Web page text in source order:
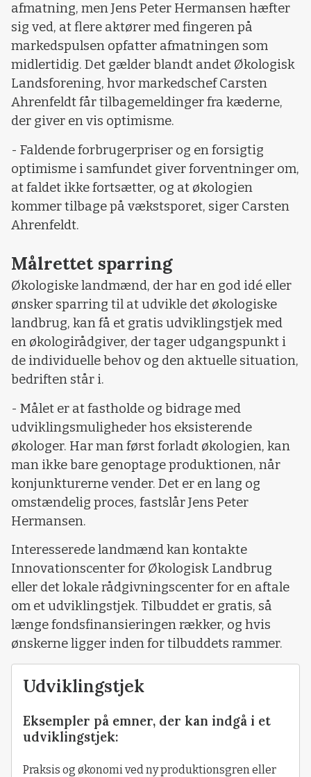
afmatning, men Jens Peter Hermansen hæfter
sig ved, at flere aktører med fingeren på
markedspulsen opfatter afmatningen som
midlertidig. Det gælder blandt andet Økologisk
Landsforening, hvor markedschef Carsten
Ahrenfeldt får tilbagemeldinger fra kæderne,
der giver en vis optimisme.
- Faldende forbrugerpriser og en forsigtig
optimisme i samfundet giver forventninger om,
at faldet ikke fortsætter, og at økologien
kommer tilbage på vækstsporet, siger Carsten
Ahrenfeldt.
Målrettet sparring
Økologiske landmænd, der har en god idé eller
ønsker sparring til at udvikle det økologiske
landbrug, kan få et gratis udviklingstjek med
en økologirådgiver, der tager udgangspunkt i
de individuelle behov og den aktuelle situation,
bedriften står i.
- Målet er at fastholde og bidrage med
udviklingsmuligheder hos eksisterende
økologer. Har man først forladt økologien, kan
man ikke bare genoptage produktionen, når
konjunkturerne vender. Det er en lang og
omstændelig proces, fastslår Jens Peter
Hermansen.
Interesserede landmænd kan kontakte
Innovationscenter for Økologisk Landbrug
eller det lokale rådgivningscenter for en aftale
om et udviklingstjek. Tilbuddet er gratis, så
længe fondsfinansieringen rækker, og hvis
ønskerne ligger inden for tilbuddets rammer.
Udviklingstjek
Eksempler på emner, der kan indgå i et
udviklingstjek:
Praksis og økonomi ved ny produktionsgren eller